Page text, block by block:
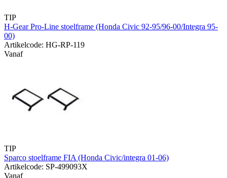
TIP
H-Gear Pro-Line stoelframe (Honda Civic 92-95/96-00/Integra 95-
00)
Artikelcode: HG-RP-119
Vanaf
TIP
Sparco stoelframe FIA (Honda Civic/integra 01-06)
Artikelcode: SP-499093X
Vanaf